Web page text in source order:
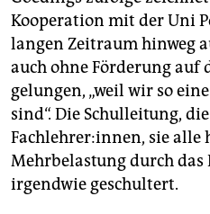
Kooperation mit der Uni
langen Zeitraum hinweg
auch ohne Förderung auf
gelungen, „weil wir so
sind“. Die Schulleitung,
Fachlehrer:innen, sie alle
Mehrbelastung durch das
irgendwie geschultert.